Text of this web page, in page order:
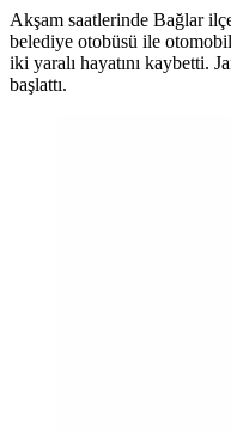
Akşam saatlerinde Bağlar
belediye otobüsü ile
iki yaralı hayatını kaybetti.
başlattı.